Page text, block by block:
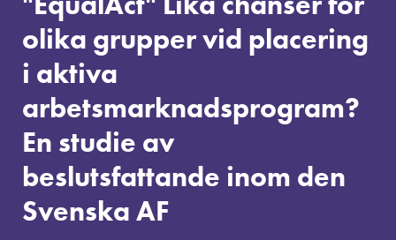
olika
grupper
vid
placering
aktiva
arbetsmarknadsprogram?
studie
beslutsfattande
inom
olika grupper vid placering
i aktiva
arbetsmarknadsprogram?
En studie av
beslutsfattande inom den
Svenska AF